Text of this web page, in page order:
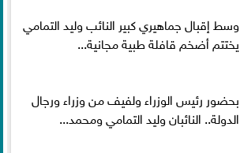
وسط إقبال جماهيري كبير النائب وليد التمامي
يختتم أضخم قافلة طبية مجانية...
بحضور رئيس الوزراء ولفيف من وزراء ورجال
الدولة.. النائبان وليد التمامي ومحمد...